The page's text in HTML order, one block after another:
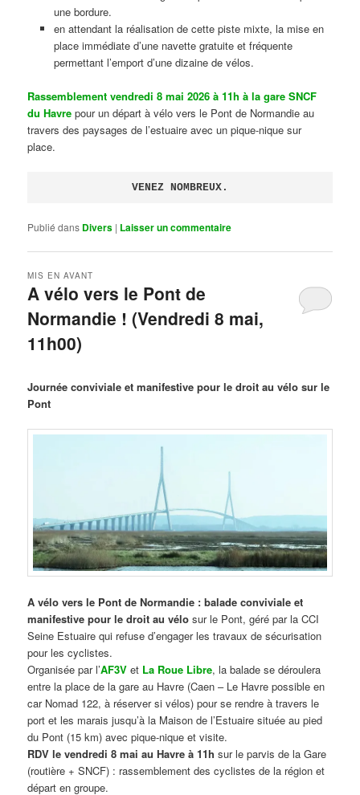
une bordure.
en attendant la réalisation de cette piste mixte, la mise en
place immédiate d’une navette gratuite et fréquente
permettant l’emport d’une dizaine de vélos.
Rassemblement vendredi 8 mai 2026 à 11h à la gare SNCF
du Havre pour un départ à vélo vers le Pont de Normandie au
travers des paysages de l’estuaire avec un pique-nique sur
place.
VENEZ NOMBREUX.
Publié dans Divers | Laisser un commentaire
A vélo vers le Pont de
Normandie ! (Vendredi 8 mai,
11h00)
MIS EN AVANT
Journée conviviale et manifestive pour le droit au vélo sur le
Pont
A vélo vers le Pont de Normandie : balade conviviale et
manifestive pour le droit au vélo sur le Pont, géré par la CCI
Seine Estuaire qui refuse d’engager les travaux de sécurisation
pour les cyclistes.
Organisée par l’AF3V et La Roue Libre, la balade se déroulera
entre la place de la gare au Havre (Caen – Le Havre possible en
car Nomad 122, à réserver si vélos) pour se rendre à travers le
port et les marais jusqu’à la Maison de l’Estuaire située au pied
du Pont (15 km) avec pique-nique et visite.
RDV le vendredi 8 mai au Havre à 11h sur le parvis de la Gare
(routière + SNCF) : rassemblement des cyclistes de la région et
départ en groupe.